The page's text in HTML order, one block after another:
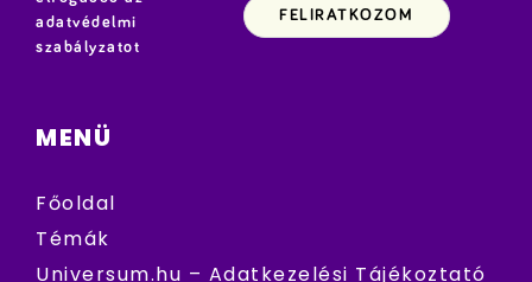
adatvédelmi
szabályzatot
MENÜ
Főoldal
Témák
Universum.hu – Adatkezelési Tájékoztató